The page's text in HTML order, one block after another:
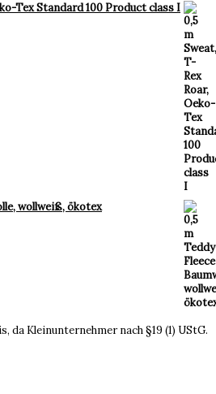
Tex Standard 100 Product class I
wollweiß, ökotex
da Kleinunternehmer nach §19 (1) UStG.